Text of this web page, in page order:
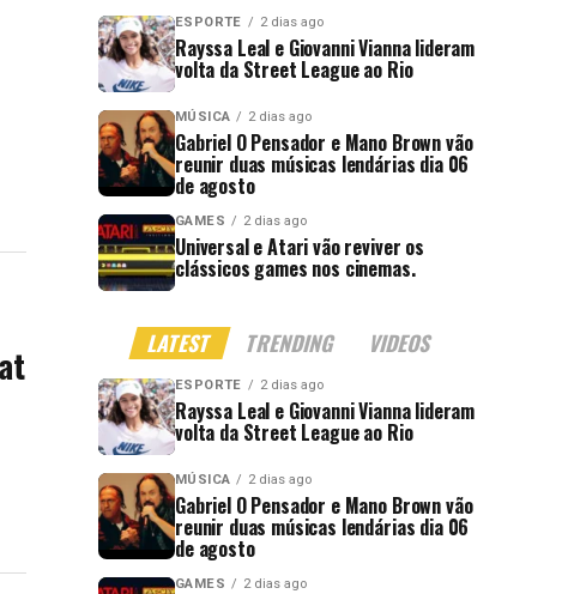
ESPORTE 2 dias ago
Rayssa Leal e Giovanni Vianna lideram
volta da Street League ao Rio
MÚSICA 2 dias ago
Gabriel O Pensador e Mano Brown vão
reunir duas músicas lendárias dia 06
de agosto
GAMES 2 dias ago
Universal e Atari vão reviver os
clássicos games nos cinemas.
LATEST TRENDING VIDEOS
ESPORTE 2 dias ago
Rayssa Leal e Giovanni Vianna lideram
volta da Street League ao Rio
MÚSICA 2 dias ago
Gabriel O Pensador e Mano Brown vão
reunir duas músicas lendárias dia 06
de agosto
GAMES 2 dias ago